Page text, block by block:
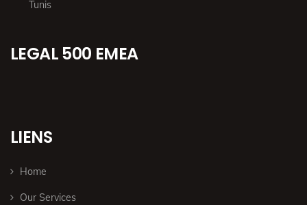
Tunis
LEGAL 500 EMEA
LIENS
Home
Our Services